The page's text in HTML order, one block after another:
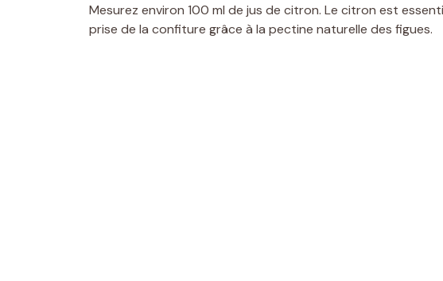
Mesurez environ 100 ml de jus de citron. Le citron est
prise de la confiture grâce à la pectine naturelle des figues.